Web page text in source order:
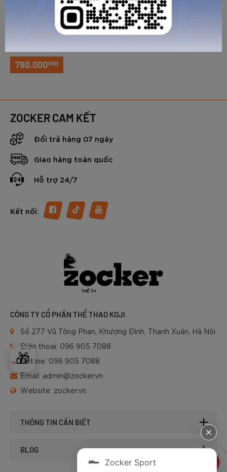
🎁
ZOCKER SPEED UP GEN 2
Giày chạy bộ Zocker Speed
790.000VNĐ
GỬI TƯ VẤN
ZOCKER CAM KẾT
Đổi trả hàng 07 ngày
Giao hàng toàn quốc
Hỗ trợ 24/7
Kết nối:
CÔNG TY CỔ PHẦN THỂ THAO KOJI
Số 277 Vũ Tông Phan, Khương Đình, Thanh Xuân, Hà Nội
Điện thoại: 096 905 7088
Hotline: 096 905 7088
Email: admin@zocker.vn
Website: zocker.vn
THÔNG TIN CẦN BIẾT
BLOG
Zocker Sport